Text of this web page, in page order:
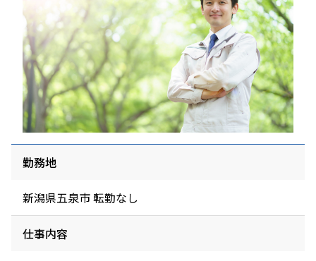
勤務地
新潟県五泉市 転勤なし
仕事内容